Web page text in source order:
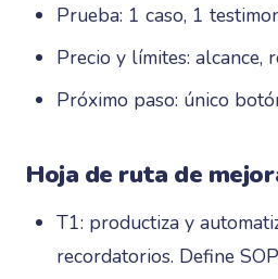
Prueba: 1 caso, 1
Precio y límites: alcance,
Próximo paso: único
Hoja de ruta de
T1: productiza y
recordatorios. Define